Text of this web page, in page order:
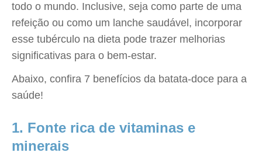
todo o mundo. Inclusive, seja como parte de uma
refeição ou como um lanche saudável, incorporar
esse tubérculo na dieta pode trazer melhorias
significativas para o bem-estar.
Abaixo, confira 7 benefícios da batata-doce para a
saúde!
1. Fonte rica de vitaminas e
minerais